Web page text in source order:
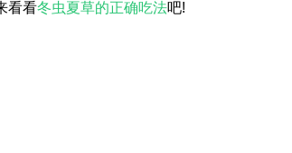
看看冬虫夏草的正确吃法吧!